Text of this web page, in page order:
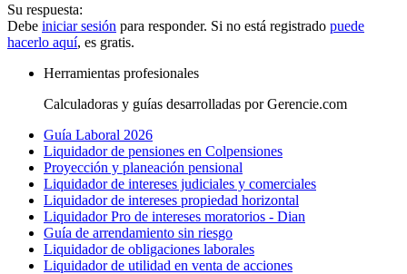
Su respuesta:
Debe iniciar sesión para responder. Si no está registrado puede
hacerlo aquí, es gratis.
Herramientas profesionales
Calculadoras y guías desarrolladas por Gerencie.com
Guía Laboral 2026
Liquidador de pensiones en Colpensiones
Proyección y planeación pensional
Liquidador de intereses judiciales y comerciales
Liquidador de intereses propiedad horizontal
Liquidador Pro de intereses moratorios - Dian
Guía de arrendamiento sin riesgo
Liquidador de obligaciones laborales
Liquidador de utilidad en venta de acciones